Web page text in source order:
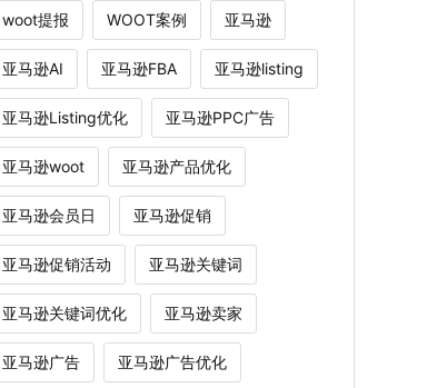
woot提报 WOOT案例 亚马逊
亚马逊AI 亚马逊FBA 亚马逊listing
亚马逊Listing优化 亚马逊PPC广告
亚马逊woot 亚马逊产品优化
亚马逊会员日 亚马逊促销
亚马逊促销活动 亚马逊关键词
亚马逊关键词优化 亚马逊卖家
亚马逊广告 亚马逊广告优化